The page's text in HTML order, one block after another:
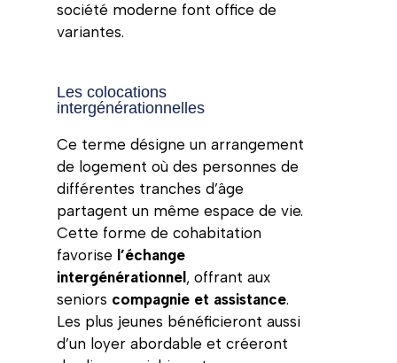
société moderne font office de
variantes.
Les colocations
intergénérationnelles
Ce terme désigne un arrangement
de logement où des personnes de
différentes tranches d’âge
partagent un même espace de vie.
Cette forme de cohabitation
favorise l’échange
intergénérationnel, offrant aux
seniors compagnie et assistance.
Les plus jeunes bénéficieront aussi
d’un loyer abordable et créeront